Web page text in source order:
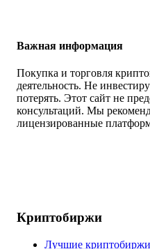
Важная информация
Покупка и торговля
деятельность. Не
потерять. Этот сайт не
консультаций. Мы
лицензированные
Криптобиржи
Лучшие